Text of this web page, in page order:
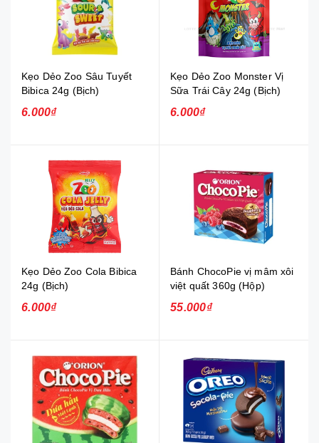
Kẹo Dẻo Zoo Sâu Tuyết
Bibica 24g (Bịch)
6.000₫
Kẹo Dẻo Zoo Monster Vị
Sữa Trái Cây 24g (Bịch)
6.000₫
Kẹo Dẻo Zoo Cola Bibica
24g (Bịch)
6.000₫
Bánh ChocoPie vị mâm xôi
việt quất 360g (Hộp)
55.000₫